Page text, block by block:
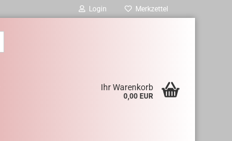
Login Merkzettel
Ihr Warenkorb
0,00 EUR